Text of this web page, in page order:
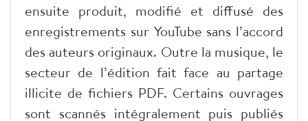
ensuite produit, modifié et diffusé des
enregistrements sur YouTube sans l’accord
des auteurs originaux. Outre la musique, le
secteur de l’édition fait face au partage
illicite de fichiers PDF. Certains ouvrages
sont scannés intégralement puis publiés